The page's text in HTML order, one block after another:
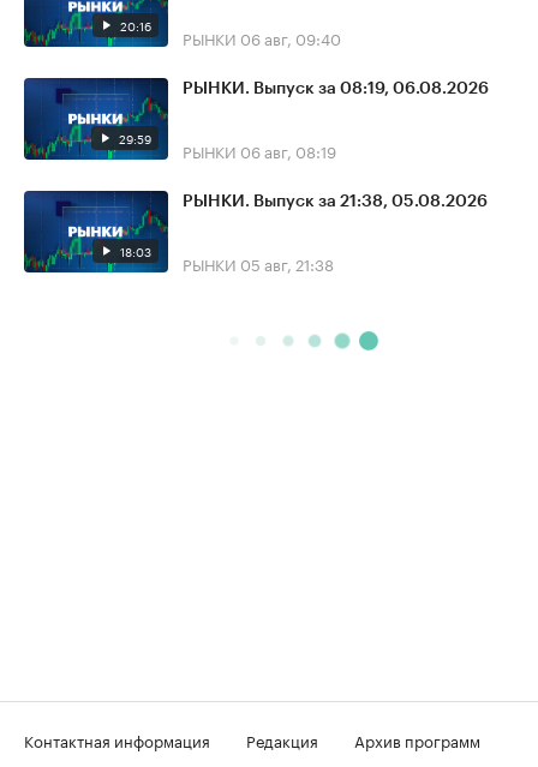
20:16 РЫНКИ 06 авг, 09:40
29:59
РЫНКИ. Выпуск за 08:19, 06.08.2026
РЫНКИ 06 авг, 08:19
18:03
РЫНКИ. Выпуск за 21:38, 05.08.2026
РЫНКИ 05 авг, 21:38
Контактная информация Редакция
Архив программ